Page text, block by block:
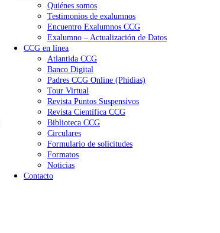
Quiénes somos
Testimonios de exalumnos
Encuentro Exalumnos CCG
Exalumno – Actualización de Datos
CCG en línea
Atlantida CCG
Banco Digital
Padres CCG Online (Phidias)
Tour Virtual
Revista Puntos Suspensivos
Revista Científica CCG
Biblioteca CCG
Circulares
Formulario de solicitudes
Formatos
Noticias
Contacto